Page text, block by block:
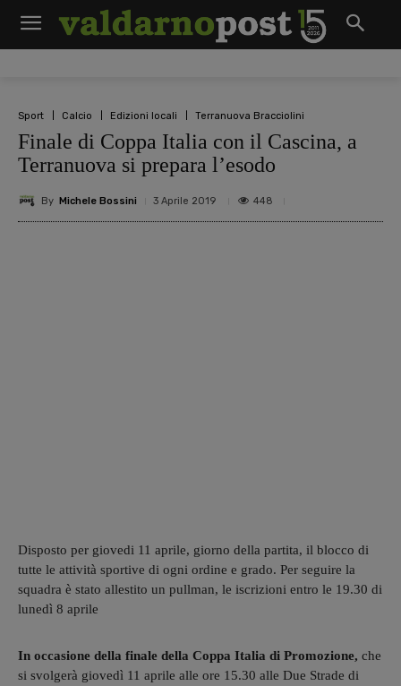
Sport Calcio Edizioni locali Terranuova Bracciolini
Finale di Coppa Italia con il Cascina, a
Terranuova si prepara l’esodo
By Michele Bossini 3 Aprile 2019 448
Disposto per giovedi 11 aprile, giorno della partita, il blocco di
tutte le attività sportive di ogni ordine e grado. Per seguire la
squadra è stato allestito un pullman, le iscrizioni entro le 19.30 di
lunedì 8 aprile
In occasione della finale della Coppa Italia di Promozione, che
si svolgerà giovedì 11 aprile alle ore 15.30 alle Due Strade di